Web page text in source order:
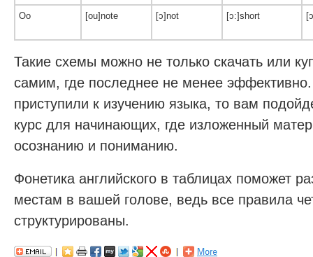
Oo [ou]note [ɔ]not [ɔ:]short
Такие схемы можно не только скачать или
самим, где последнее не менее
приступили к изучению языка, то вам
курс для начинающих, где изложенный
осознанию и пониманию.
Фонетика английского в таблицах поможет
местам в вашей голове, ведь все правила
структурированы.